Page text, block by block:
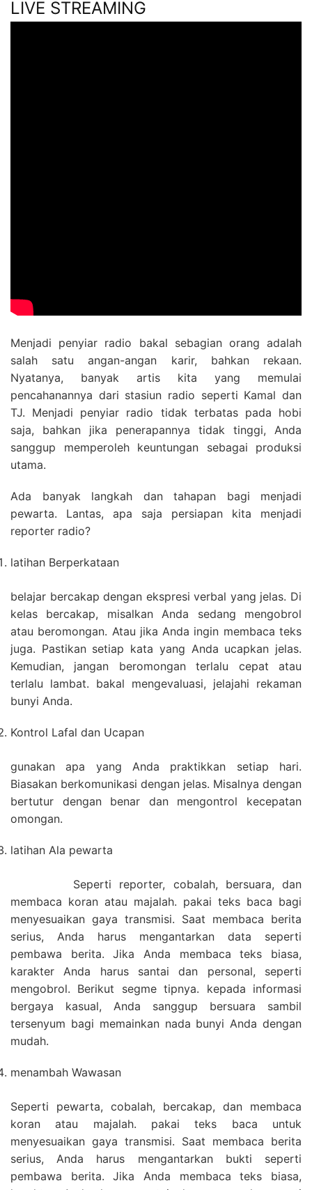
LIVE STREAMING
Menjadi penyiar radio bakal sebagian orang adalah
salah satu angan-angan karir, bahkan rekaan.
Nyatanya, banyak artis kita yang memulai
pencahanannya dari stasiun radio seperti Kamal dan
TJ. Menjadi penyiar radio tidak terbatas pada hobi
saja, bahkan jika penerapannya tidak tinggi, Anda
sanggup memperoleh keuntungan sebagai produksi
utama.
Ada banyak langkah dan tahapan bagi menjadi
pewarta. Lantas, apa saja persiapan kita menjadi
reporter radio?
latihan Berperkataan
belajar bercakap dengan ekspresi verbal yang jelas. Di
kelas bercakap, misalkan Anda sedang mengobrol
atau beromongan. Atau jika Anda ingin membaca teks
juga. Pastikan setiap kata yang Anda ucapkan jelas.
Kemudian, jangan beromongan terlalu cepat atau
terlalu lambat. bakal mengevaluasi, jelajahi rekaman
bunyi Anda.
Kontrol Lafal dan Ucapan
gunakan apa yang Anda praktikkan setiap hari.
Biasakan berkomunikasi dengan jelas. Misalnya dengan
bertutur dengan benar dan mengontrol kecepatan
omongan.
latihan Ala pewarta
Seperti reporter, cobalah, bersuara, dan
membaca koran atau majalah. pakai teks baca bagi
menyesuaikan gaya transmisi. Saat membaca berita
serius, Anda harus mengantarkan data seperti
pembawa berita. Jika Anda membaca teks biasa,
karakter Anda harus santai dan personal, seperti
mengobrol. Berikut segme tipnya. kepada informasi
bergaya kasual, Anda sanggup bersuara sambil
tersenyum bagi memainkan nada bunyi Anda dengan
mudah.
menambah Wawasan
Seperti pewarta, cobalah, bercakap, dan membaca
koran atau majalah. pakai teks baca untuk
menyesuaikan gaya transmisi. Saat membaca berita
serius, Anda harus mengantarkan bukti seperti
pembawa berita. Jika Anda membaca teks biasa,